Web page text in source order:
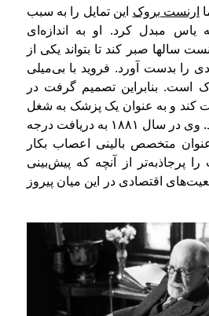
ارنست بروک این تمایل را به سبب
یاس مبدل کرد. او به اندازه‌ای
سالها صبر کند تا بتواند یکی از
را بدست آورد. فروید با بی‌میلی
است. بنابراین تصمیم گرفت در
کند و به عنوان یک پزشک به شغل
آزاد پزشکی اشتغال یابد. وی در سال ۱۸۸۱ به دریافت درجه
متخصص بالینی اعصاب بکار
پرجاذبه‌تر از آنچه که پیش‌بینی
اقتصادی در این میان پیروز